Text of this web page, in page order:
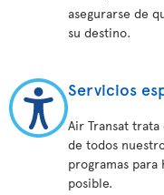
asegurarse de
su destino.
Servicios
Air Transat
de todos
programas para
posible.